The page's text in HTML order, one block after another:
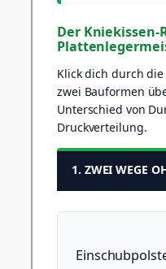
Der Kniekissen-
Klick dich durch
zwei Bauformen
Unterschied von
Druckverteilung.
1. ZWEI WEGE